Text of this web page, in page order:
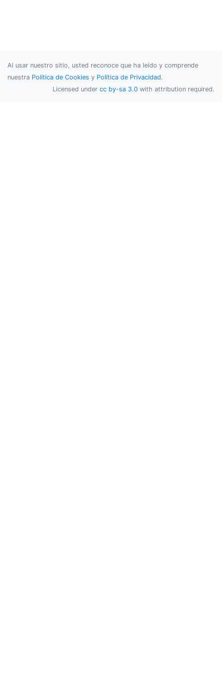
Al usar nuestro sitio, usted reconoce que ha leído y comprende
nuestra Política de Cookies y Política de Privacidad.
Licensed under cc by-sa 3.0 with attribution required.